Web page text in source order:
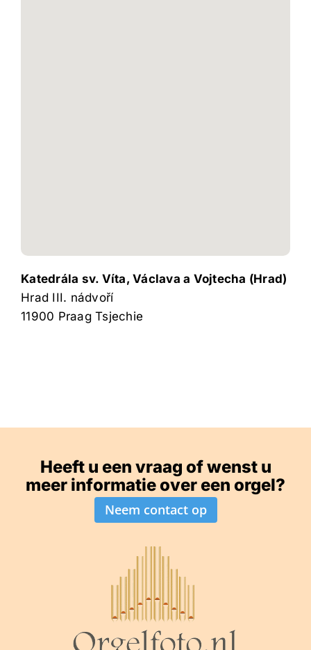
Katedrála sv. Víta, Václava a Vojtecha (Hrad)
Hrad III. nádvoří
11900 PraagTsjechie
Heeft u een vraag of wenst u
meer informatie over een orgel?
Neem contact op